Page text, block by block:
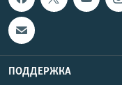
ПОДДЕРЖКА